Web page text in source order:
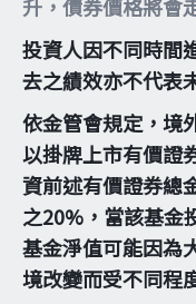
升，債券價格將會
投資人因不同時間
去之績效亦不代表
依金管會規定，境
以掛牌上市有價證
資前述有價證券總
之20%，當該基金
基金淨值可能因為
境改變而受不同程